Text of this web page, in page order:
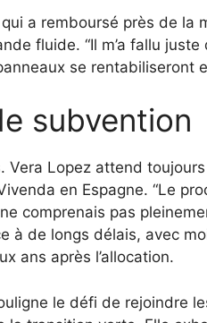
a remboursé près de la
fluide. “Il m’a fallu juste
se rentabiliseront
subvention
Lopez attend toujours
en Espagne. “Le
comprenais pas
à de longs délais, avec
ans après l’allocation.
le défi de rejoindre